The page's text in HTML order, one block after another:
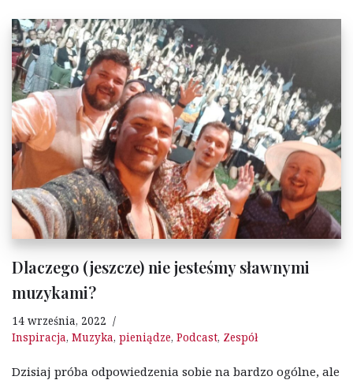
Dlaczego (jeszcze) nie jesteśmy sławnymi
muzykami?
14 września, 2022
Inspiracja, Muzyka, pieniądze, Podcast, Zespół
Dzisiaj próba odpowiedzenia sobie na bardzo ogólne, ale